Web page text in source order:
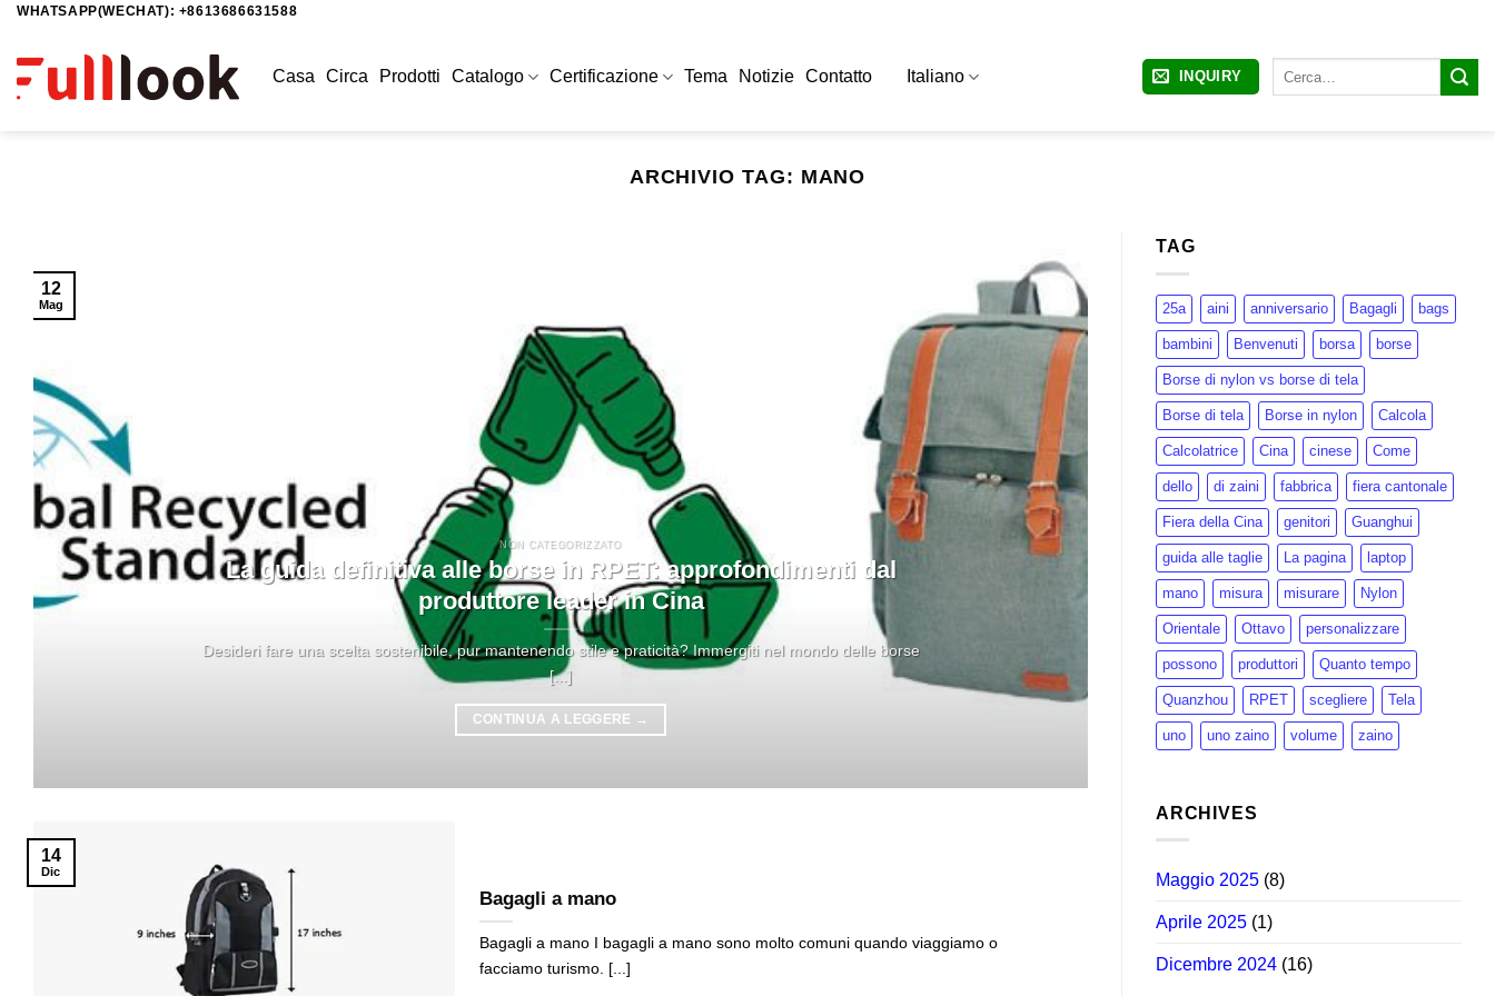
Salta
contenuti
WHATSAPP(WECHAT): +8613686631588
Casa Circa Prodotti Catalogo Certificazione Tema Notizie Contatto Italiano INQUIRY
ARCHIVIO TAG: MANO
NON CATEGORIZZATO
La guida definitiva alle borse in RPET: approfondimenti dal
produttore leader in Cina
Desideri fare una scelta sostenibile, pur mantenendo stile e praticità? Immergiti nel mondo delle borse
[...]
CONTINUA A LEGGERE →
12
Mag
Bagagli a mano
Bagagli a mano I bagagli a mano sono molto comuni quando viaggiamo o
facciamo turismo. [...]
14
Dic
TAG
25a aini anniversario Bagagli bags
bambini Benvenuti borsa borse
Borse di nylon vs borse di tela
Borse di tela Borse in nylon Calcola
Calcolatrice Cina cinese Come
dello di zaini fabbrica fiera cantonale
Fiera della Cina genitori Guanghui
guida alle taglie La pagina laptop
mano misura misurare Nylon
Orientale Ottavo personalizzare
possono produttori Quanto tempo
Quanzhou RPET scegliere Tela
uno uno zaino volume zaino
ARCHIVES
Maggio 2025 (8)
Aprile 2025 (1)
Dicembre 2024 (16)